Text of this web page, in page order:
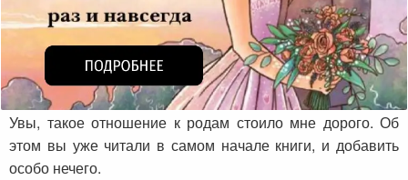
Увы, такое отношение к родам стоило мне дорого. Об
этом вы уже читали в самом начале книги, и добавить
особо нечего.